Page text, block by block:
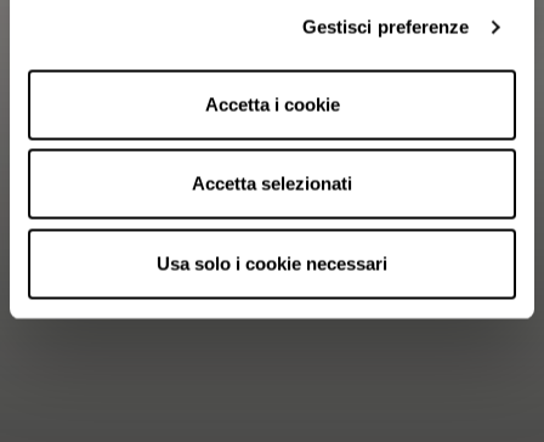
Gestisci preferenze
Accetta i cookie
Accetta selezionati
Usa solo i cookie necessari